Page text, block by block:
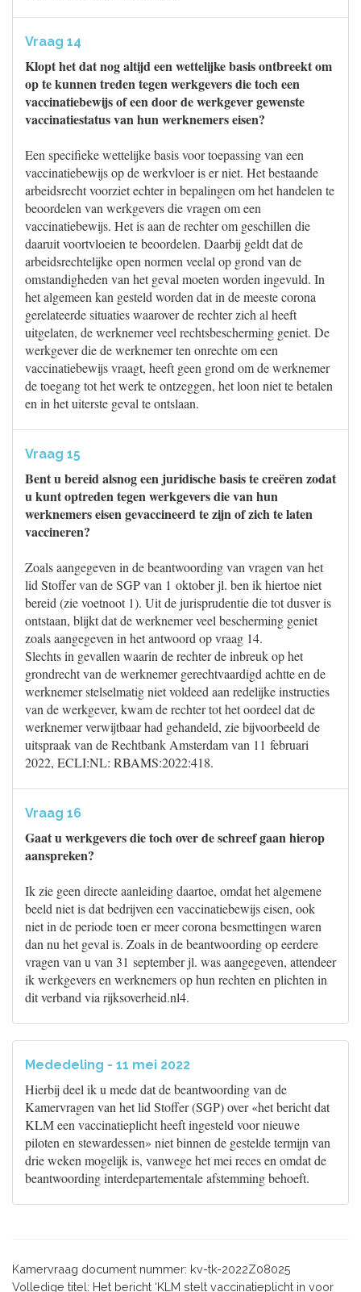
Vraag 14
Klopt het dat nog altijd een wettelijke basis ontbreekt om
op te kunnen treden tegen werkgevers die toch een
vaccinatiebewijs of een door de werkgever gewenste
vaccinatiestatus van hun werknemers eisen?
Een specifieke wettelijke basis voor toepassing van een
vaccinatiebewijs op de werkvloer is er niet. Het bestaande
arbeidsrecht voorziet echter in bepalingen om het handelen te
beoordelen van werkgevers die vragen om een
vaccinatiebewijs. Het is aan de rechter om geschillen die
daaruit voortvloeien te beoordelen. Daarbij geldt dat de
arbeidsrechtelijke open normen veelal op grond van de
omstandigheden van het geval moeten worden ingevuld. In
het algemeen kan gesteld worden dat in de meeste corona
gerelateerde situaties waarover de rechter zich al heeft
uitgelaten, de werknemer veel rechtsbescherming geniet. De
werkgever die de werknemer ten onrechte om een
vaccinatiebewijs vraagt, heeft geen grond om de werknemer
de toegang tot het werk te ontzeggen, het loon niet te betalen
en in het uiterste geval te ontslaan.
Vraag 15
Bent u bereid alsnog een juridische basis te creëren zodat
u kunt optreden tegen werkgevers die van hun
werknemers eisen gevaccineerd te zijn of zich te laten
vaccineren?
Zoals aangegeven in de beantwoording van vragen van het
lid Stoffer van de SGP van 1 oktober jl. ben ik hiertoe niet
bereid (zie voetnoot 1). Uit de jurisprudentie die tot dusver is
ontstaan, blijkt dat de werknemer veel bescherming geniet
zoals aangegeven in het antwoord op vraag 14.
Slechts in gevallen waarin de rechter de inbreuk op het
grondrecht van de werknemer gerechtvaardigd achtte en de
werknemer stelselmatig niet voldeed aan redelijke instructies
van de werkgever, kwam de rechter tot het oordeel dat de
werknemer verwijtbaar had gehandeld, zie bijvoorbeeld de
uitspraak van de Rechtbank Amsterdam van 11 februari
2022, ECLI:NL: RBAMS:2022:418.
Vraag 16
Gaat u werkgevers die toch over de schreef gaan hierop
aanspreken?
Ik zie geen directe aanleiding daartoe, omdat het algemene
beeld niet is dat bedrijven een vaccinatiebewijs eisen, ook
niet in de periode toen er meer corona besmettingen waren
dan nu het geval is. Zoals in de beantwoording op eerdere
vragen van u van 31 september jl. was aangegeven, attendeer
ik werkgevers en werknemers op hun rechten en plichten in
dit verband via rijksoverheid.nl4.
Mededeling - 11 mei 2022
Hierbij deel ik u mede dat de beantwoording van de
Kamervragen van het lid Stoffer (SGP) over «het bericht dat
KLM een vaccinatieplicht heeft ingesteld voor nieuwe
piloten en stewardessen» niet binnen de gestelde termijn van
drie weken mogelijk is, vanwege het mei reces en omdat de
beantwoording interdepartementale afstemming behoeft.
Kamervraag document nummer: kv-tk-2022Z08025
Volledige titel: Het bericht ‘KLM stelt vaccinatieplicht in voor